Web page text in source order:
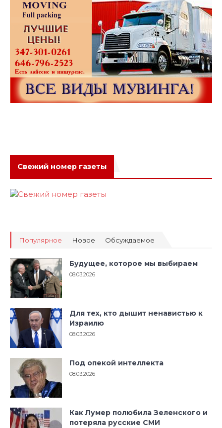
Свежий номер газеты
Популярное Новое Обсуждаемое
Будущее, которое мы выбираем
08.03.2026
Для тех, кто дышит ненавистью к
Израилю
08.03.2026
Под опекой интеллекта
08.03.2026
Как Лумер полюбила Зеленского и
потеряла русские СМИ